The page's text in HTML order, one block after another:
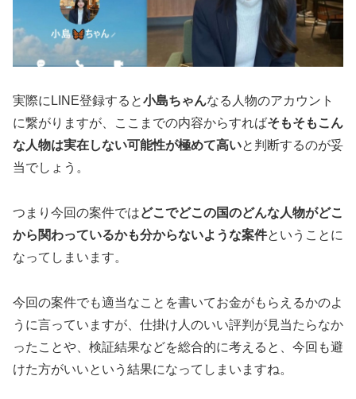
実際にLINE登録すると小島ちゃんなる人物のアカウント
に繋がりますが、ここまでの内容からすればそもそもこん
な人物は実在しない可能性が極めて高いと判断するのが妥
当でしょう。
つまり今回の案件ではどこでどこの国のどんな人物がどこ
から関わっているかも分からないような案件ということに
なってしまいます。
今回の案件でも適当なことを書いてお金がもらえるかのよ
うに言っていますが、仕掛け人のいい評判が見当たらなか
ったことや、検証結果などを総合的に考えると、今回も避
けた方がいいという結果になってしまいますね。